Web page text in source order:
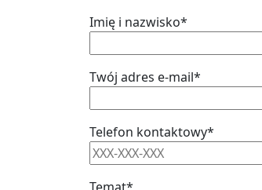
Imię i nazwisko*
Twój adres e-mail*
Telefon kontaktowy*